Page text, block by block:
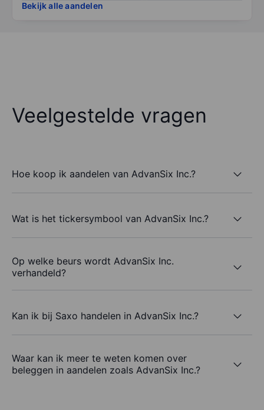
Bekijk alle aandelen
Veelgestelde vragen
Hoe koop ik aandelen van AdvanSix Inc.?
Wat is het tickersymbool van AdvanSix Inc.?
Op welke beurs wordt AdvanSix Inc.
verhandeld?
Kan ik bij Saxo handelen in AdvanSix Inc.?
Waar kan ik meer te weten komen over
beleggen in aandelen zoals AdvanSix Inc.?